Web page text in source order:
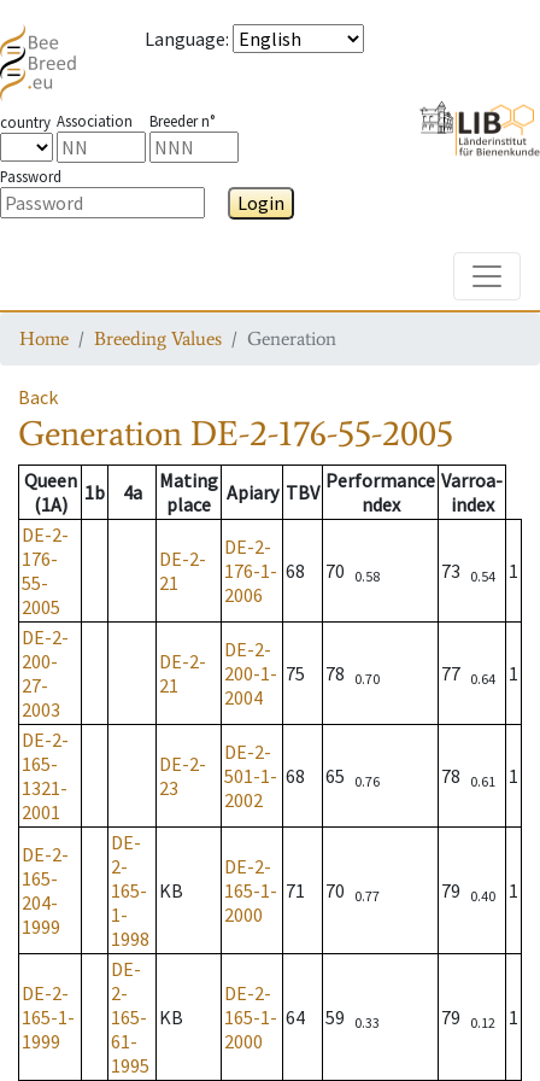
Language:
country Association Breeder n°
Password
Login
Home Breeding Values Generation
Back
Generation DE-2-176-55-2005
Queen
(1A)
1b 4a
Mating
place
Apiary TBV Performance
ndex
Varroa-
index
DE-2-
176-
55-
2005
DE-2-
21
DE-2-
176-1-
2006
68 70 0.58 73 0.54 1
DE-2-
200-
27-
2003
DE-2-
21
DE-2-
200-1-
2004
75 78 0.70 77 0.64 1
DE-2-
165-
1321-
2001
DE-2-
23
DE-2-
501-1-
2002
68 65 0.76 78 0.61 1
DE-2-
165-
204-
1999
DE-
2-
165-
1-
1998
KB
DE-2-
165-1-
2000
71 70 0.77 79 0.40 1
DE-2-
165-1-
1999
DE-
2-
165-
61-
1995
KB
DE-2-
165-1-
2000
64 59 0.33 79 0.12 1